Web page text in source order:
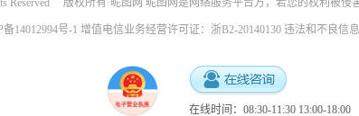
备14012994号-1 增值电信业务经营许可证：浙B2-20140130 违法和不良信
在线时间：08:30-11:30 13:00-18:00